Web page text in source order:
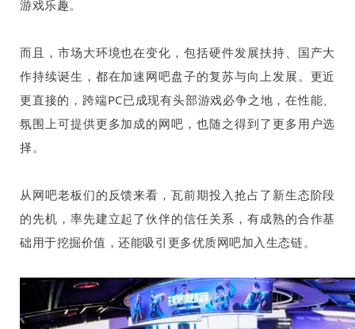
游戏乐趣。
而且，市场大环境也在变化，包括硬件发展扶持、国产大
作持续诞生，都在加速网吧盘子的复苏与向上发展。更近
更直接的，跨端PC已成现有头部游戏必争之地，在性能、
氛围上可提供更多加成的网吧，也随之得到了更多用户选
择。
从网吧老板们的反馈来看，瓦前期投入抢占了新生态阶段
的先机，率先建立起了伙伴的信任关系，有成熟的合作基
础用于挖掘价值，还能吸引更多优质网吧加入生态链。